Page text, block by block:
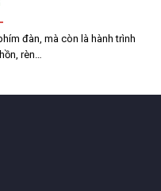
đàn, mà còn là hành trình
rèn…